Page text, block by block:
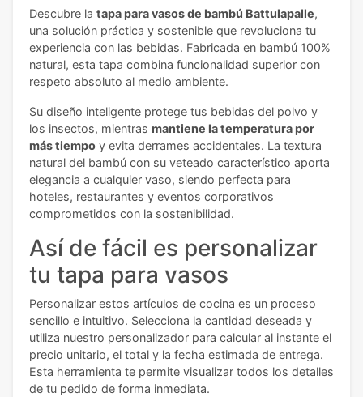
Descubre la tapa para vasos de bambú Battulapalle,
una solución práctica y sostenible que revoluciona tu
experiencia con las bebidas. Fabricada en bambú 100%
natural, esta tapa combina funcionalidad superior con
respeto absoluto al medio ambiente.
Su diseño inteligente protege tus bebidas del polvo y
los insectos, mientras mantiene la temperatura por
más tiempo y evita derrames accidentales. La textura
natural del bambú con su veteado característico aporta
elegancia a cualquier vaso, siendo perfecta para
hoteles, restaurantes y eventos corporativos
comprometidos con la sostenibilidad.
Así de fácil es personalizar
tu tapa para vasos
Personalizar estos artículos de cocina es un proceso
sencillo e intuitivo. Selecciona la cantidad deseada y
utiliza nuestro personalizador para calcular al instante el
precio unitario, el total y la fecha estimada de entrega.
Esta herramienta te permite visualizar todos los detalles
de tu pedido de forma inmediata.